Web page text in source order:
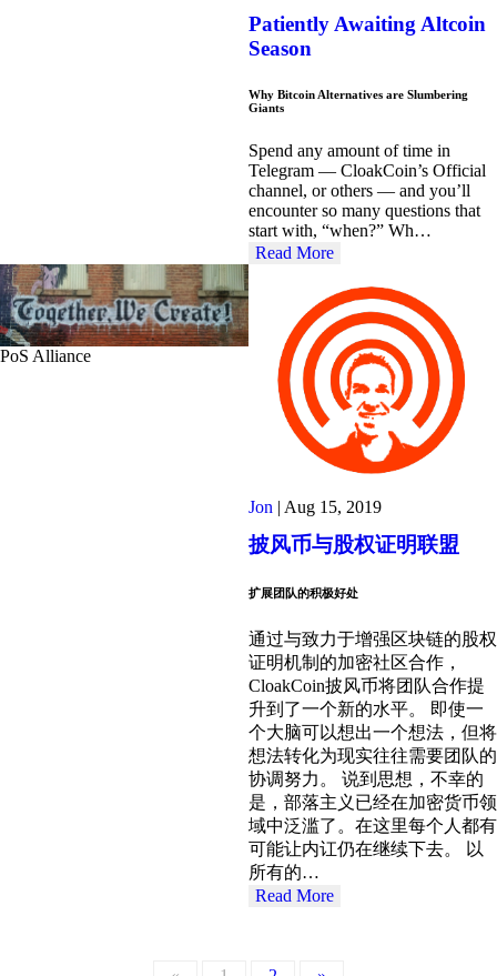
Patiently Awaiting Altcoin
Season
Why Bitcoin Alternatives are Slumbering
Giants
Spend any amount of time in
Telegram — CloakCoin’s Official
channel, or others — and you’ll
encounter so many questions that
start with, “when?” Wh…
Read More
PoS Alliance
Jon | Aug 15, 2019
披风币与股权证明联盟
扩展团队的积极好处
通过与致力于增强区块链的股权
证明机制的加密社区合作，
CloakCoin披风币将团队合作提
升到了一个新的水平。 即使一
个大脑可以想出一个想法，但将
想法转化为现实往往需要团队的
协调努力。 说到思想，不幸的
是，部落主义已经在加密货币领
域中泛滥了。在这里每个人都有
可能让内讧仍在继续下去。 以
所有的…
Read More